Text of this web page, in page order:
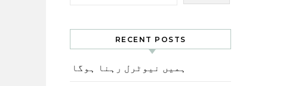
RECENT POSTS
ہمیں نیوٹرل رہنا ہوگا